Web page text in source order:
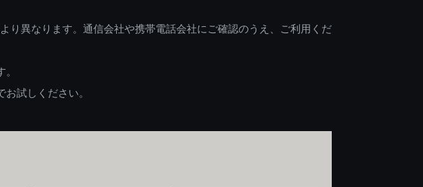
り異なります。通信会社や携帯電話会社にご確認のうえ、ご利用くだ
試しください。